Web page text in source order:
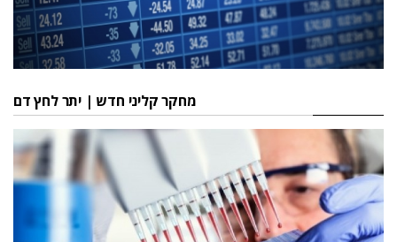
מחקר קליני חדש | יתר לחץ דם